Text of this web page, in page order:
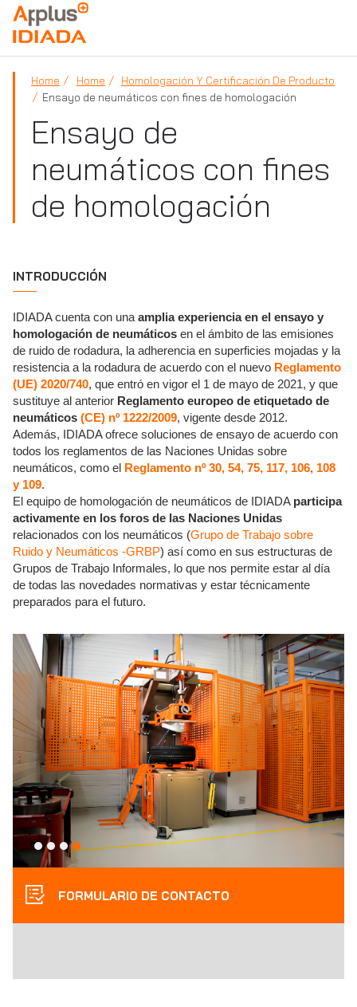
APPLUS+
Home Home
Homologación Y Certificación De Producto
Ensayo de neumáticos con fines de homologación
Ensayo de
neumáticos con fines
de homologación
INTRODUCCIÓN
IDIADA cuenta con una amplia experiencia en el ensayo y
homologación de neumáticos en el ámbito de las emisiones
de ruido de rodadura, la adherencia en superficies mojadas y la
resistencia a la rodadura de acuerdo con el nuevo Reglamento
(UE) 2020/740, que entró en vigor el 1 de mayo de 2021, y que
sustituye al anterior Reglamento europeo de etiquetado de
neumáticos (CE) nº 1222/2009, vigente desde 2012.
Además, IDIADA ofrece soluciones de ensayo de acuerdo con
todos los reglamentos de las Naciones Unidas sobre
neumáticos, como el Reglamento nº 30, 54, 75, 117, 106, 108
y 109.
El equipo de homologación de neumáticos de IDIADA participa
activamente en los foros de las Naciones Unidas
relacionados con los neumáticos (Grupo de Trabajo sobre
Ruido y Neumáticos -GRBP) así como en sus estructuras de
Grupos de Trabajo Informales, lo que nos permite estar al día
de todas las novedades normativas y estar técnicamente
preparados para el futuro.
FORMULARIO DE CONTACTO